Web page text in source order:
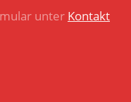
unter Kontakt